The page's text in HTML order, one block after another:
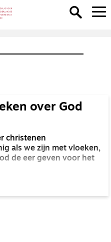
over God
christenen
als we zijn met vloeken,
de eer geven voor het